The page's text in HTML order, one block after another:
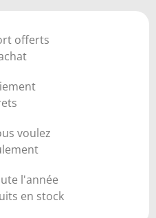
offerts
voulez
l'année
en stock